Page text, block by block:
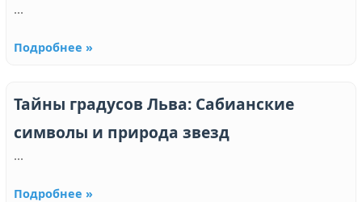
...
Подробнее »
Тайны градусов Льва: Сабианские
символы и природа звезд
...
Подробнее »